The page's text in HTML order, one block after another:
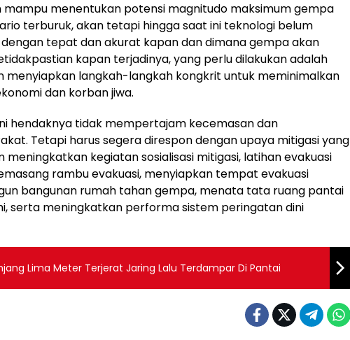
mampu menentukan potensi magnitudo maksimum gempa
terburuk, akan tetapi hingga saat ini teknologi belum
tepat dan akurat kapan dan dimana gempa akan
kapan terjadinya, yang perlu dilakukan adalah
menyiapkan langkah-langkah kongkrit untuk meminimalkan
dan korban jiwa.
hendaknya tidak mempertajam kecemasan dan
Tetapi harus segera direspon dengan upaya mitigasi yang
meningkatkan kegiatan sosialisasi mitigasi, latihan evakuasi
rambu evakuasi, menyiapkan tempat evakuasi
bangunan rumah tahan gempa, menata tata ruang pantai
serta meningkatkan performa sistem peringatan dini
Lima Meter Terjerat Jaring Lalu Terdampar Di Pantai